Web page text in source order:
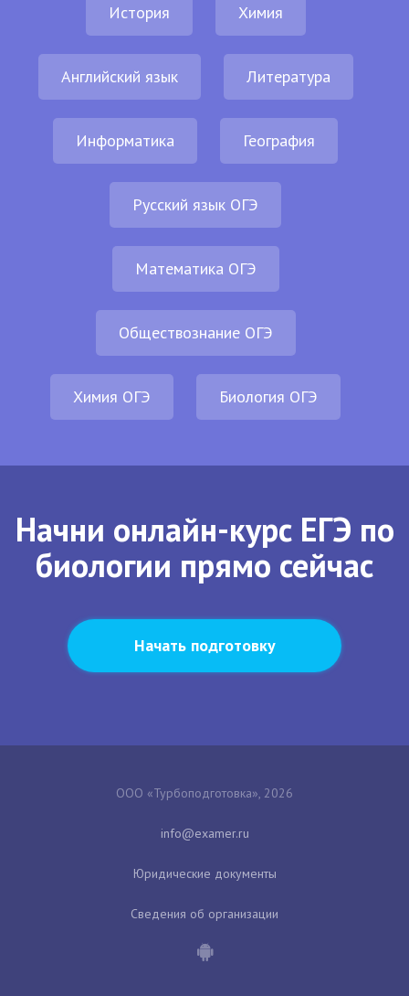
История Химия
Английский язык Литература
Информатика География
Русский язык ОГЭ
Математика ОГЭ
Обществознание ОГЭ
Химия ОГЭ Биология ОГЭ
Начни онлайн-курс ЕГЭ по
биологии прямо сейчас
Начать подготовку
ООО «Турбоподготовка», 2026
Юридические документы
Сведения об организации